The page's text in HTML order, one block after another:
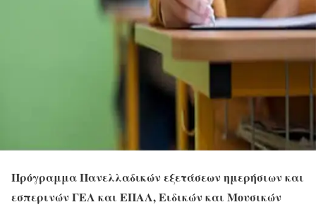
Πρόγραμμα Πανελλαδικών εξετάσεων ημερήσιων και
εσπερινών ΓΕΛ και ΕΠΑΛ, Ειδικών και Μουσικών